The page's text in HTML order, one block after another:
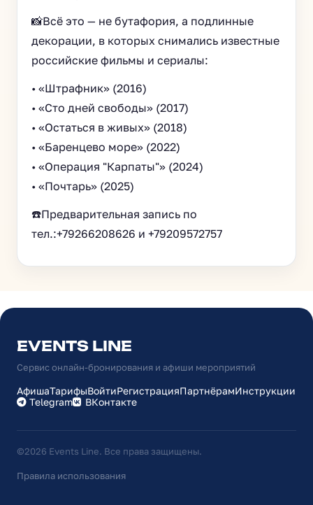
📸Всё это — не бутафория, а подлинные
декорации, в которых снимались известные
российские фильмы и сериалы:
• «Штрафник» (2016)
• «Сто дней свободы» (2017)
• «Остаться в живых» (2018)
• «Баренцево море» (2022)
• «Операция "Карпаты"» (2024)
• «Почтарь» (2025)
☎️Предварительная запись по
тел.:+79266208626 и +79209572757
EVENTS LINE
Сервис онлайн-бронирования и афиши мероприятий
АфишаТарифыВойтиРегистрацияПартнёрамИнструкции
Telegram
ВКонтакте
©2026 Events Line. Все права защищены.
Правила использования